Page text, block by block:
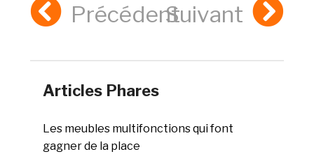
PrécédentSuivant
Articles Phares
Les meubles multifonctions qui font
gagner de la place